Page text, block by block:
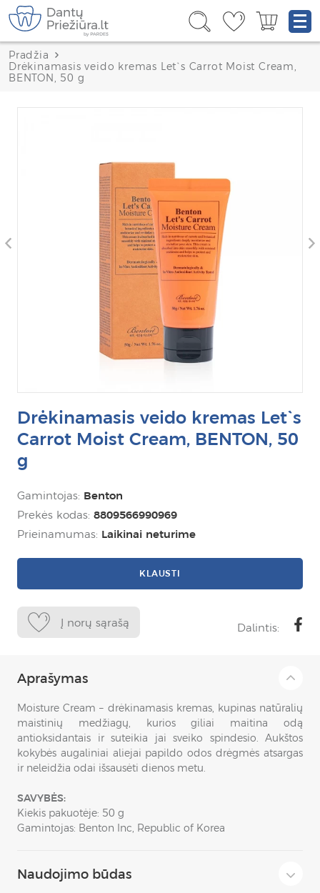
Pradžia
Drėkinamasis veido kremas Let`s Carrot Moist Cream,
BENTON, 50 g
Drėkinamasis veido kremas Let`s
Carrot Moist Cream, BENTON, 50
g
Gamintojas: Benton
Prekės kodas: 8809566990969
Prieinamumas: Laikinai neturime
KLAUSTI
Į norų sąrašą Dalintis:
Aprašymas
Moisture Cream – drėkinamasis kremas, kupinas natūralių
maistinių medžiagų, kurios giliai maitina odą
antioksidantais ir suteikia jai sveiko spindesio. Aukštos
kokybės augaliniai aliejai papildo odos drėgmės atsargas
ir neleidžia odai išsausėti dienos metu.
SAVYBĖS:
Kiekis pakuotėje: 50 g
Gamintojas: Benton Inc, Republic of Korea
Naudojimo būdas